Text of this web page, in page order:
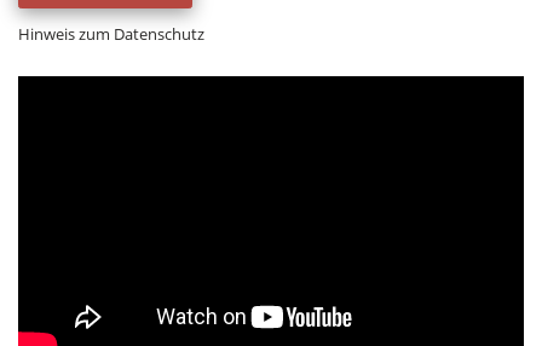
Hinweis zum Datenschutz